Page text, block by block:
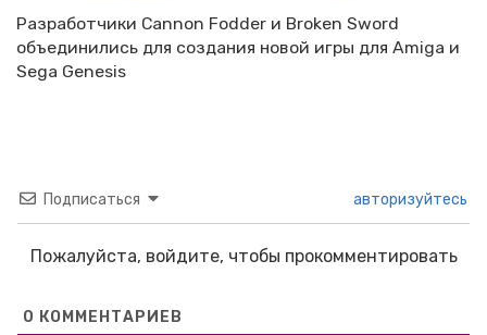
Разработчики Cannon Fodder и Broken Sword
объединились для создания новой игры для Amiga и
Sega Genesis
Подписаться авторизуйтесь
Пожалуйста, войдите, чтобы прокомментировать
0 КОММЕНТАРИЕВ